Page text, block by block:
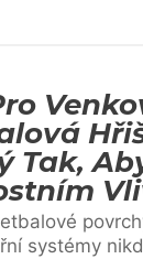
Tak,
systémy